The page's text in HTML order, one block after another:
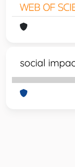
social